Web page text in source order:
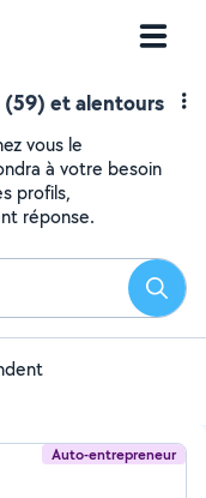
(59) et alentours
vous le
à votre besoin
profils,
réponse.
Auto-entrepreneur